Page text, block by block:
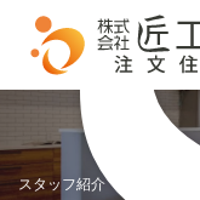
スタッフ紹介